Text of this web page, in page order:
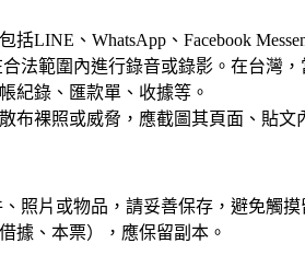
括LINE、WhatsApp、Facebook
法範圍內進行錄音或錄影。在台灣
紀錄、匯款單、收據等。
布裸照或威脅，應截圖其頁面、貼文
照片或物品，請妥善保存，避免觸摸
據、本票），應保留副本。